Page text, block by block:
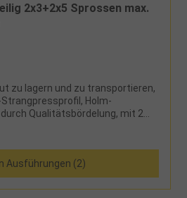
2x3+2x5 Sprossen max.
zu lagern und zu transportieren,
Holm-
Qualitätsbördelung, mit 2
Ausführungen (2)